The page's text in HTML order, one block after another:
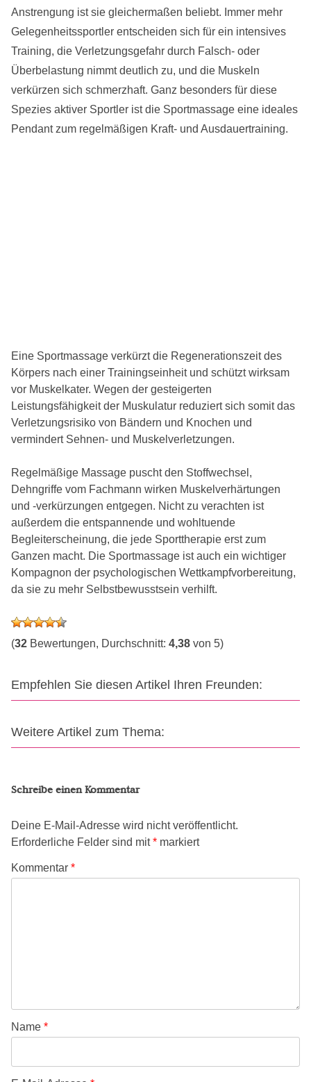
Anstrengung ist sie gleichermaßen beliebt. Immer mehr
Gelegenheitssportler entscheiden sich für ein intensives
Training, die Verletzungsgefahr durch Falsch- oder
Überbelastung nimmt deutlich zu, und die Muskeln
verkürzen sich schmerzhaft. Ganz besonders für diese
Spezies aktiver Sportler ist die Sportmassage eine ideales
Pendant zum regelmäßigen Kraft- und Ausdauertraining.
Eine Sportmassage verkürzt die Regenerationszeit des
Körpers nach einer Trainingseinheit und schützt wirksam
vor Muskelkater. Wegen der gesteigerten
Leistungsfähigkeit der Muskulatur reduziert sich somit das
Verletzungsrisiko von Bändern und Knochen und
vermindert Sehnen- und Muskelverletzungen.
Regelmäßige Massage puscht den Stoffwechsel,
Dehngriffe vom Fachmann wirken Muskelverhärtungen
und -verkürzungen entgegen. Nicht zu verachten ist
außerdem die entspannende und wohltuende
Begleiterscheinung, die jede Sporttherapie erst zum
Ganzen macht. Die Sportmassage ist auch ein wichtiger
Kompagnon der psychologischen Wettkampfvorbereitung,
da sie zu mehr Selbstbewusstsein verhilft.
(32 Bewertungen, Durchschnitt: 4,38 von 5)
Empfehlen Sie diesen Artikel Ihren Freunden:
Weitere Artikel zum Thema:
Schreibe einen Kommentar
Deine E-Mail-Adresse wird nicht veröffentlicht.
Erforderliche Felder sind mit* markiert
Kommentar *
Name *